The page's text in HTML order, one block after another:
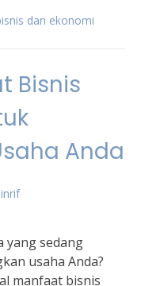
dan ekonomi
Bisnis
Anda
yang sedang
usaha Anda?
manfaat bisnis